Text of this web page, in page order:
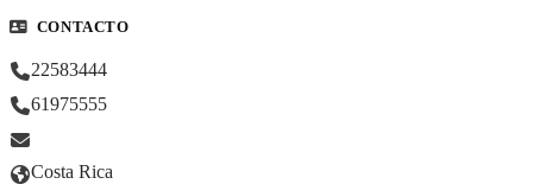
CONTACTO
22583444
61975555
Costa Rica